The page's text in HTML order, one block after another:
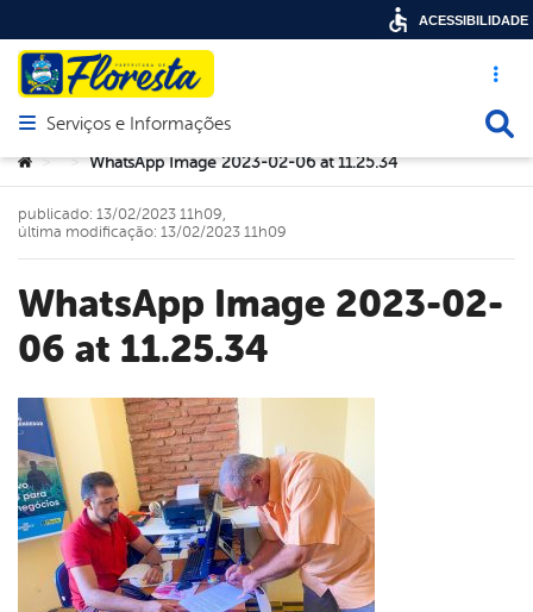
Acesso
Abrir menu principal de navegação
Serviços e Informações
Você está aqui:
> > WhatsApp Image 2023-02-06 at 11.25.34
WhatsApp Image 2023-02-
06 at 11.25.34
publicado: 13/02/2023 11h09,
última modificação: 13/02/2023 11h09
ACESSIBILIDADE